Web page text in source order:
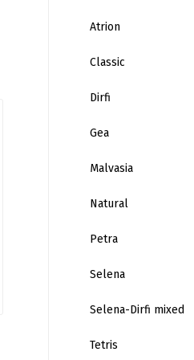
Atrion
Classic
Dirfi
Gea
Malvasia
Natural
Petra
Selena
Selena-Dirfi mixed
Tetris